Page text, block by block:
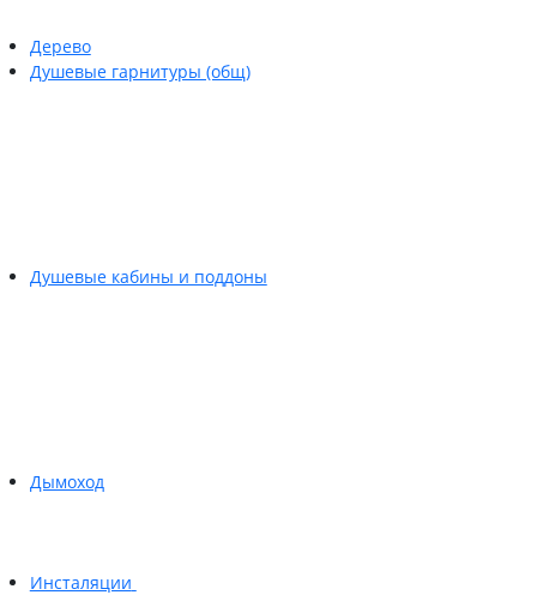
Дерево
Душевые гарнитуры (общ)
Душевые кабины и поддоны
Дымоход
Инсталяции